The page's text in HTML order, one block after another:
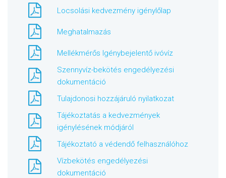
Locsolási kedvezmény igénylőlap
Meghatalmazás
Mellékmérős Igénybejelentő ivóvíz
Szennyvíz-bekötés engedélyezési
dokumentáció
Tulajdonosi hozzájáruló nyilatkozat
Tájékoztatás a kedvezmények
igénylésének módjáról
Tájékoztató a védendő felhasználóhoz
Vízbekötés engedélyezési
dokumentáció